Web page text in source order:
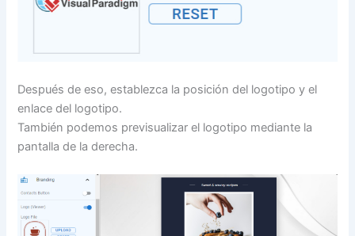
Después de eso, establezca la posición del logotipo y el
enlace del logotipo.
También podemos previsualizar el logotipo mediante la
pantalla de la derecha.